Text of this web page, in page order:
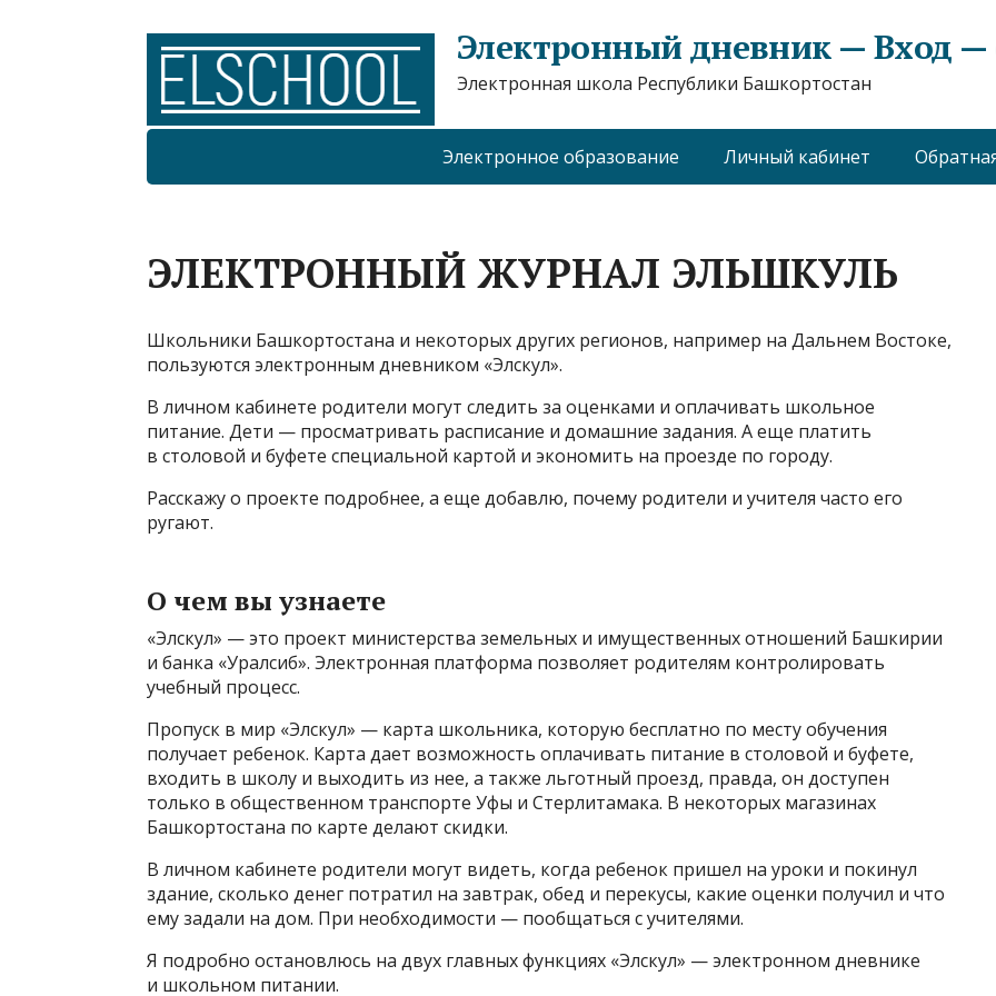
Электронный дневник — Вход —
Электронная школа Республики Башкортостан
Электронное образование Личный кабинет
ЭЛЕКТРОННЫЙ ЖУРНАЛ ЭЛЬШКУЛЬ
Школьники Башкортостана и некоторых других регионов, например на Дальнем Востоке,
пользуются электронным дневником «Элскул».
В личном кабинете родители могут следить за оценками и оплачивать школьное
питание. Дети — просматривать расписание и домашние задания. А еще платить
в столовой и буфете специальной картой и экономить на проезде по городу.
Расскажу о проекте подробнее, а еще добавлю, почему родители и учителя часто его
ругают.
О чем вы узнаете
«Элскул» — это проект министерства земельных и имущественных отношений Башкирии
и банка «Уралсиб». Электронная платформа позволяет родителям контролировать
учебный процесс.
Пропуск в мир «Элскул» — карта школьника, которую бесплатно по месту обучения
получает ребенок. Карта дает возможность оплачивать питание в столовой и буфете,
входить в школу и выходить из нее, а также льготный проезд, правда, он доступен
только в общественном транспорте Уфы и Стерлитамака. В некоторых магазинах
Башкортостана по карте делают скидки.
В личном кабинете родители могут видеть, когда ребенок пришел на уроки и покинул
здание, сколько денег потратил на завтрак, обед и перекусы, какие оценки получил и что
ему задали на дом. При необходимости — пообщаться с учителями.
Я подробно остановлюсь на двух главных функциях «Элскул» — электронном дневнике
и школьном питании.